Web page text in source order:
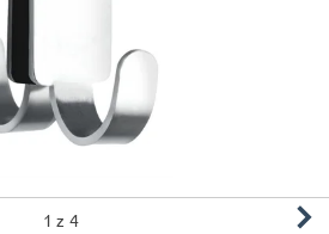
1 z 4